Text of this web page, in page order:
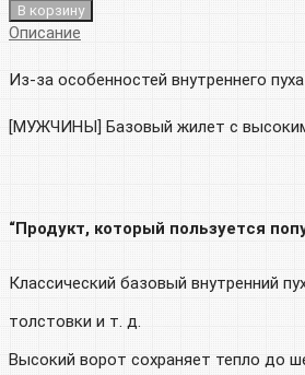
В корзину
Описание
Из-за особенностей внутреннего
[МУЖЧИНЫ] Базовый жилет с высоким
“Продукт, который пользуется
Классический базовый внутренний
толстовки и т. д.
Высокий ворот сохраняет тепло до